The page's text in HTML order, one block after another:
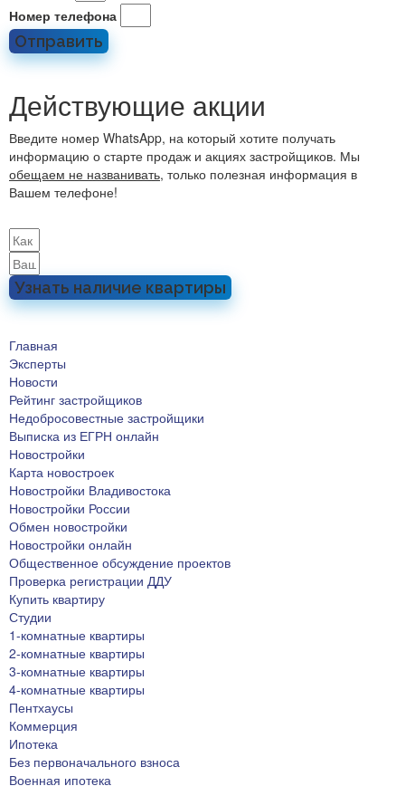
Номер телефона
Отправить
Действующие акции
Введите номер WhatsApp, на который хотите получать
информацию о старте продаж и акциях застройщиков. Мы
обещаем не названивать, только полезная информация в
Вашем телефоне!
Узнать наличие квартиры
Главная
Эксперты
Новости
Рейтинг застройщиков
Недобросовестные застройщики
Выписка из ЕГРН онлайн
Новостройки
Карта новостроек
Новостройки Владивостока
Новостройки России
Обмен новостройки
Новостройки онлайн
Общественное обсуждение проектов
Проверка регистрации ДДУ
Купить квартиру
Студии
1-комнатные квартиры
2-комнатные квартиры
3-комнатные квартиры
4-комнатные квартиры
Пентхаусы
Коммерция
Ипотека
Без первоначального взноса
Военная ипотека